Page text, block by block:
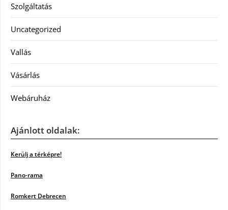
Szolgáltatás
Uncategorized
Vallás
Vásárlás
Webáruház
Ajánlott oldalak:
Kerülj a térképre!
Pano-rama
Romkert Debrecen